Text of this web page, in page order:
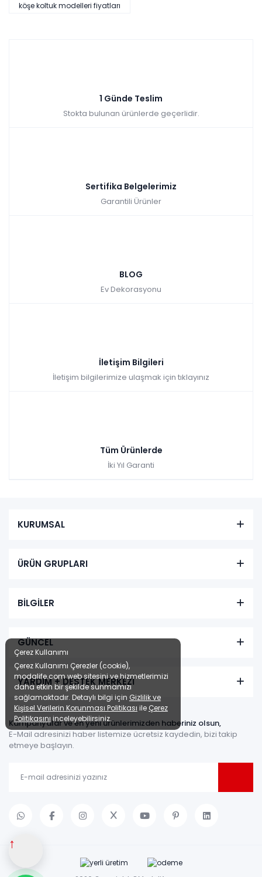
köşe koltuk modelleri fiyatları
↑
1 Günde Teslim
Stokta bulunan ürünlerde geçerlidir.
Sertifika Belgelerimiz
Garantili Ürünler
BLOG
Ev Dekorasyonu
İletişim Bilgileri
İletişim bilgilerimize ulaşmak için tıklayınız
Tüm Ürünlerde
İki Yıl Garanti
KURUMSAL
ÜRÜN GRUPLARI
BİLGİLER
GÜNCEL
YARDIM + DESTEK MERKEZİ
Kampanyalar ve en yeni ürünlerimizden haberiniz olsun,
E-Mail adresinizi haber listemize ücretsiz kaydedin, bizi takip
etmeye başlayın.
Çerez Kullanımı
Çerez Kullanımı Çerezler (cookie),
modalife.com web sitesini ve hizmetlerimizi
daha etkin bir şekilde sunmamızı
sağlamaktadır. Detaylı bilgi için Gizlilik ve
Kişisel Verilerin Korunması Politikası ile Çerez
Politikasınıinceleyebilirsiniz.